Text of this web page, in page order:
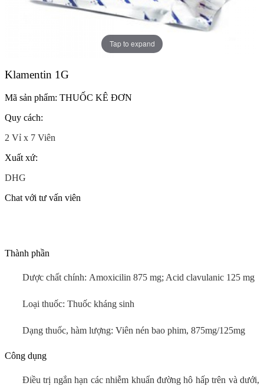
Tap to expand
Klamentin 1G
Mã sản phẩm: THUỐC KÊ ĐƠN
Quy cách:
2 Vỉ x 7 Viên
Xuất xứ:
DHG
Chat với tư vấn viên
Thành phần
Dược chất chính: Amoxicilin 875 mg; Acid clavulanic 125 mg
Loại thuốc: Thuốc kháng sinh
Dạng thuốc, hàm lượng: Viên nén bao phim, 875mg/125mg
Công dụng
Điều trị ngắn hạn các nhiễm khuẩn đường hô hấp trên và dưới,